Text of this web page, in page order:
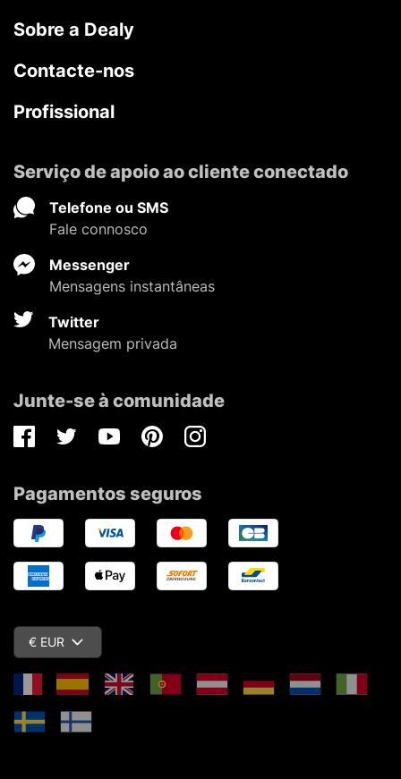
Sobre a Dealy
Contacte-nos
Profissional
Serviço de apoio ao cliente conectado
Telefone ou SMS
Fale connosco
Messenger
Mensagens instantâneas
Twitter
Mensagem privada
Junte-se à comunidade
FacebookTwitterYoutubePinterestInstagram
Pagamentos seguros
€ EUR